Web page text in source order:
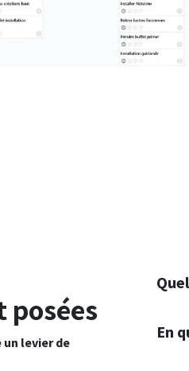
levier de
En